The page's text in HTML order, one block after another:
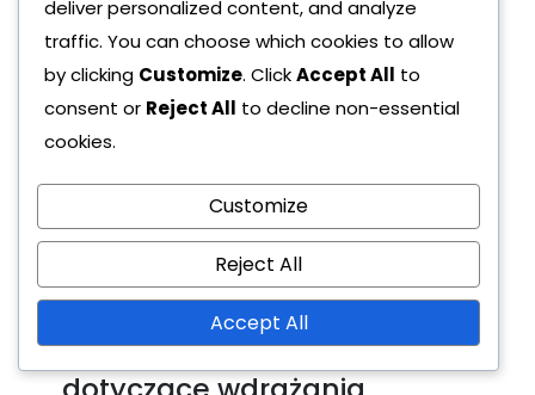
Utrzymywać wysoki poziom
komunikacji, aby zapewnić, że
zawodnicy są świadomi swoich
obowiązków w oznaczaniu.
Zachęcać obrońców do przewidywania
podań i przechwytywania piłek, zanim
dotrą do napastników.
Ćwiczyć ćwiczenia pozycjonowania,
które wzmacniają kompaktowość i
szybkie przesunięcia w formacji.
Wskazówki dla trenerów
deliver personalized content, and analyze
traffic. You can choose which cookies to allow
by clicking Customize. ClickAccept All to
consent or Reject All to decline non-essential
cookies.
Customize
Reject All
Accept All